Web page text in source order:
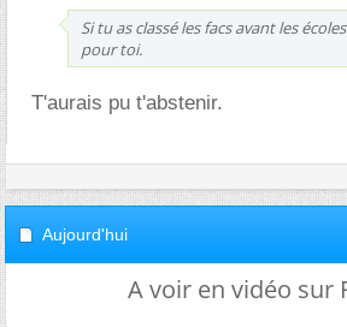
Si tu as classé les facs avant les
pour toi.
T'aurais pu t'abstenir.
Aujourd'hui
A voir en vidéo sur